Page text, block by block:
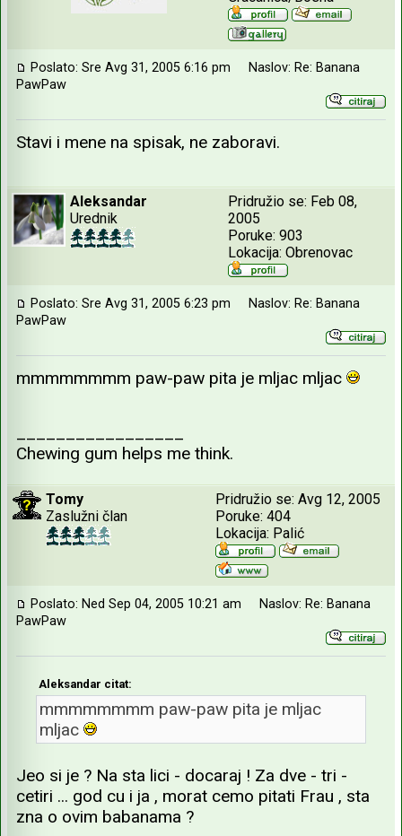
Poslato: Sre Avg 31, 2005 6:16 pm
Naslov: Re: Banana
PawPaw
Stavi i mene na spisak, ne zaboravi.
Aleksandar
Urednik
Pridružio se: Feb 08,
2005
Poruke: 903
Lokacija: Obrenovac
Poslato: Sre Avg 31, 2005 6:23 pm
Naslov: Re: Banana
PawPaw
mmmmmmmm paw-paw pita je mljac mljac
_________________
Chewing gum helps me think.
Tomy
Zaslužni član
Pridružio se: Avg 12, 2005
Poruke: 404
Lokacija: Palić
Poslato: Ned Sep 04, 2005 10:21 am
Naslov: Re: Banana
PawPaw
Aleksandar citat:
mmmmmmmm paw-paw pita je mljac
mljac
Jeo si je ? Na sta lici - docaraj ! Za dve - tri -
cetiri ... god cu i ja , morat cemo pitati Frau , sta
zna o ovim babanama ?